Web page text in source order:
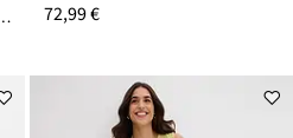
čistej bio bavlny 72,99 €